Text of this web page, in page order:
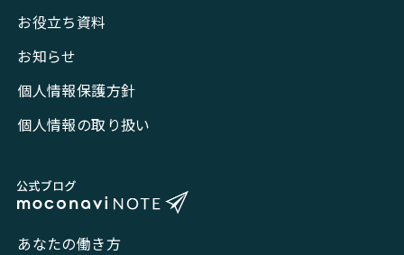
お役立ち資料
お知らせ
個人情報保護方針
個人情報の取り扱い
あなたの働き方